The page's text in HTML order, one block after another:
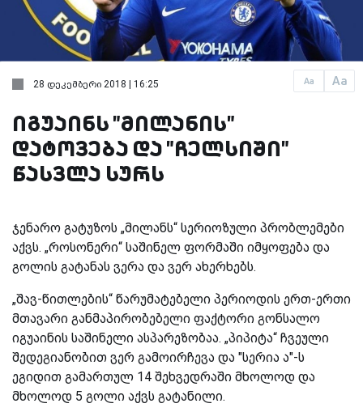
Aa Aa
28 დეკემბერი 2018 | 16:25
იგუაინს "მილანის"
დატოვება და "ჩელსიში"
წასვლა სურს
ჯენარო გატუზოს „მილანს“ სერიოზული პრობლემები
აქვს. „როსონერი“ საშინელ ფორმაში იმყოფება და
გოლის გატანას ვერა და ვერ ახერხებს.
„შავ-წითლების“ წარუმატებელი პერიოდის ერთ-ერთი
მთავარი განმაპირობებელი ფაქტორი გონსალო
იგუაინის საშინელი ასპარეზობაა. „პიპიტა“ ჩვეული
შედეგიანობით ვერ გამოირჩევა და "სერია ა"-ს
ეგიდით გამართულ 14 შეხვედრაში მხოლოდ და
მხოლოდ 5 გოლი აქვს გატანილი.